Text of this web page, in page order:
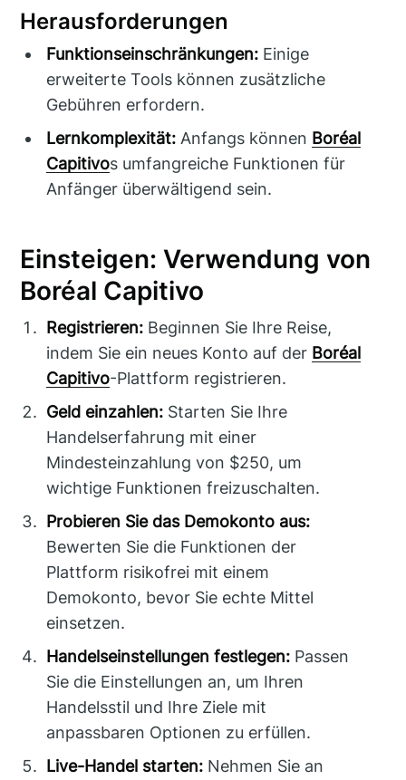
Herausforderungen
Funktionseinschränkungen: Einige
erweiterte Tools können zusätzliche
Gebühren erfordern.
Lernkomplexität: Anfangs können Boréal
Capitivos umfangreiche Funktionen für
Anfänger überwältigend sein.
Einsteigen: Verwendung von
Boréal Capitivo
Registrieren: Beginnen Sie Ihre Reise,
indem Sie ein neues Konto auf der Boréal
Capitivo-Plattform registrieren.
Geld einzahlen: Starten Sie Ihre
Handelserfahrung mit einer
Mindesteinzahlung von $250, um
wichtige Funktionen freizuschalten.
Probieren Sie das Demokonto aus:
Bewerten Sie die Funktionen der
Plattform risikofrei mit einem
Demokonto, bevor Sie echte Mittel
einsetzen.
Handelseinstellungen festlegen: Passen
Sie die Einstellungen an, um Ihren
Handelsstil und Ihre Ziele mit
anpassbaren Optionen zu erfüllen.
Live-Handel starten: Nehmen Sie an